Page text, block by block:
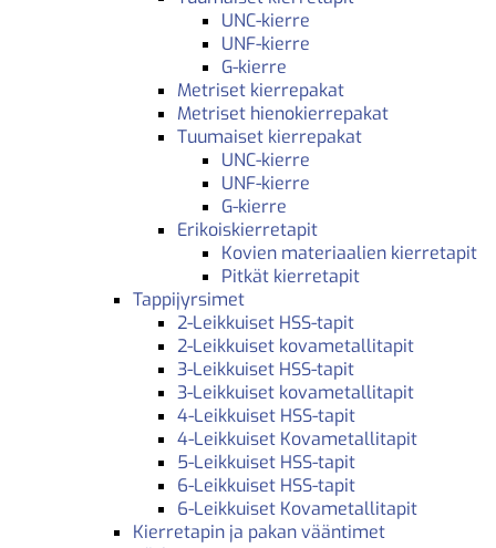
UNC-kierre
UNF-kierre
G-kierre
Metriset kierrepakat
Metriset hienokierrepakat
Tuumaiset kierrepakat
UNC-kierre
UNF-kierre
G-kierre
Erikoiskierretapit
Kovien materiaalien kierretapit
Pitkät kierretapit
Tappijyrsimet
2-Leikkuiset HSS-tapit
2-Leikkuiset kovametallitapit
3-Leikkuiset HSS-tapit
3-Leikkuiset kovametallitapit
4-Leikkuiset HSS-tapit
4-Leikkuiset Kovametallitapit
5-Leikkuiset HSS-tapit
6-Leikkuiset HSS-tapit
6-Leikkuiset Kovametallitapit
Kierretapin ja pakan vääntimet